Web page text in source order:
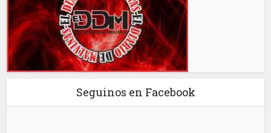
Seguinos en Facebook